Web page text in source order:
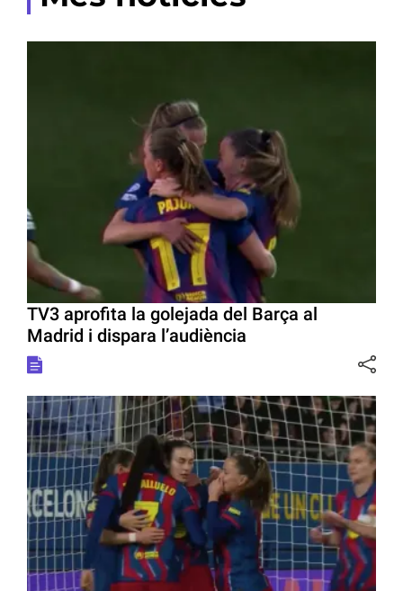
TV3 aprofita la golejada del Barça al
Madrid i dispara l’audiència